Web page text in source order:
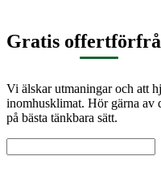
Gratis
Vi älskar utmaningar och att
inomhusklimat. Hör gärna av
på bästa tänkbara sätt.